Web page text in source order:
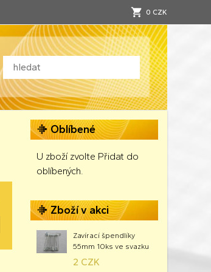
0 CZK
Oblíbené
U zboží zvolte Přidat do
oblíbených.
Zboží v akci
Zavírací špendlíky
55mm 10ks ve svazku
2 CZK